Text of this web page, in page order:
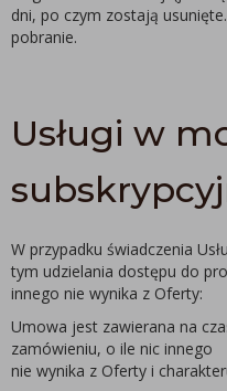
dni, po czym zostają
pobranie.
Usługi w
W przypadku świadczenia
tym udzielania dostępu do
innego nie wynika z Oferty:
Umowa jest zawierana na
zamówieniu, o ile nic innego
nie wynika z Oferty i